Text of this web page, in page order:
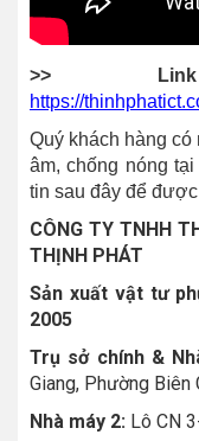
>>
https://
Quý khách hàng có
âm, chống nóng
tin sau đây để
CÔNG TY TNHH
THỊNH PHÁT
Sản xuất vật tư
2005
Trụ sở chính &
Giang, Phường Biên
Nhà máy 2: Lô CN